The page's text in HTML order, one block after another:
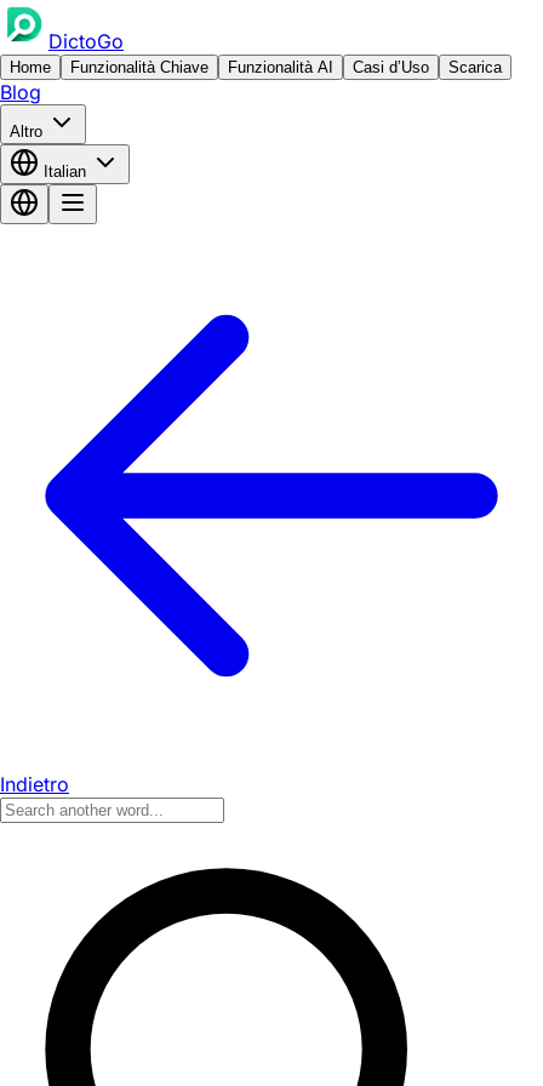
DictoGo
Home Funzionalità Chiave Funzionalità AI Casi d’Uso Scarica
Blog
Altro
Italian
Indietro